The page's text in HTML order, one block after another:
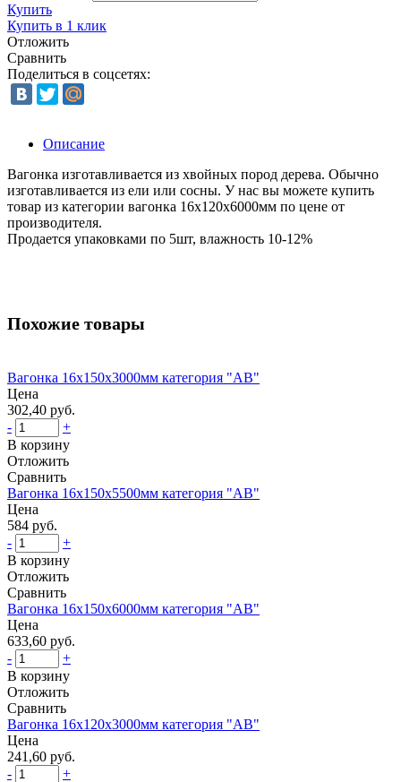
Купить
Купить в 1 клик
Отложить
Сравнить
Поделиться в соцсетях:
Описание
Вагонка изготавливается из хвойных пород дерева. Обычно
изготавливается из ели или сосны. У нас вы можете купить
товар из категории вагонка 16х120х6000мм по цене от
производителя.
Продается упаковками по 5шт, влажность 10-12%
Похожие товары
Вагонка 16х150х3000мм категория "АВ"
Цена
302,40 руб.
-
+
В корзину
Отложить
Сравнить
Вагонка 16х150х5500мм категория "АВ"
Цена
584 руб.
-
+
В корзину
Отложить
Сравнить
Вагонка 16х150х6000мм категория "АВ"
Цена
633,60 руб.
-
+
В корзину
Отложить
Сравнить
Вагонка 16х120х3000мм категория "АВ"
Цена
241,60 руб.
-
+